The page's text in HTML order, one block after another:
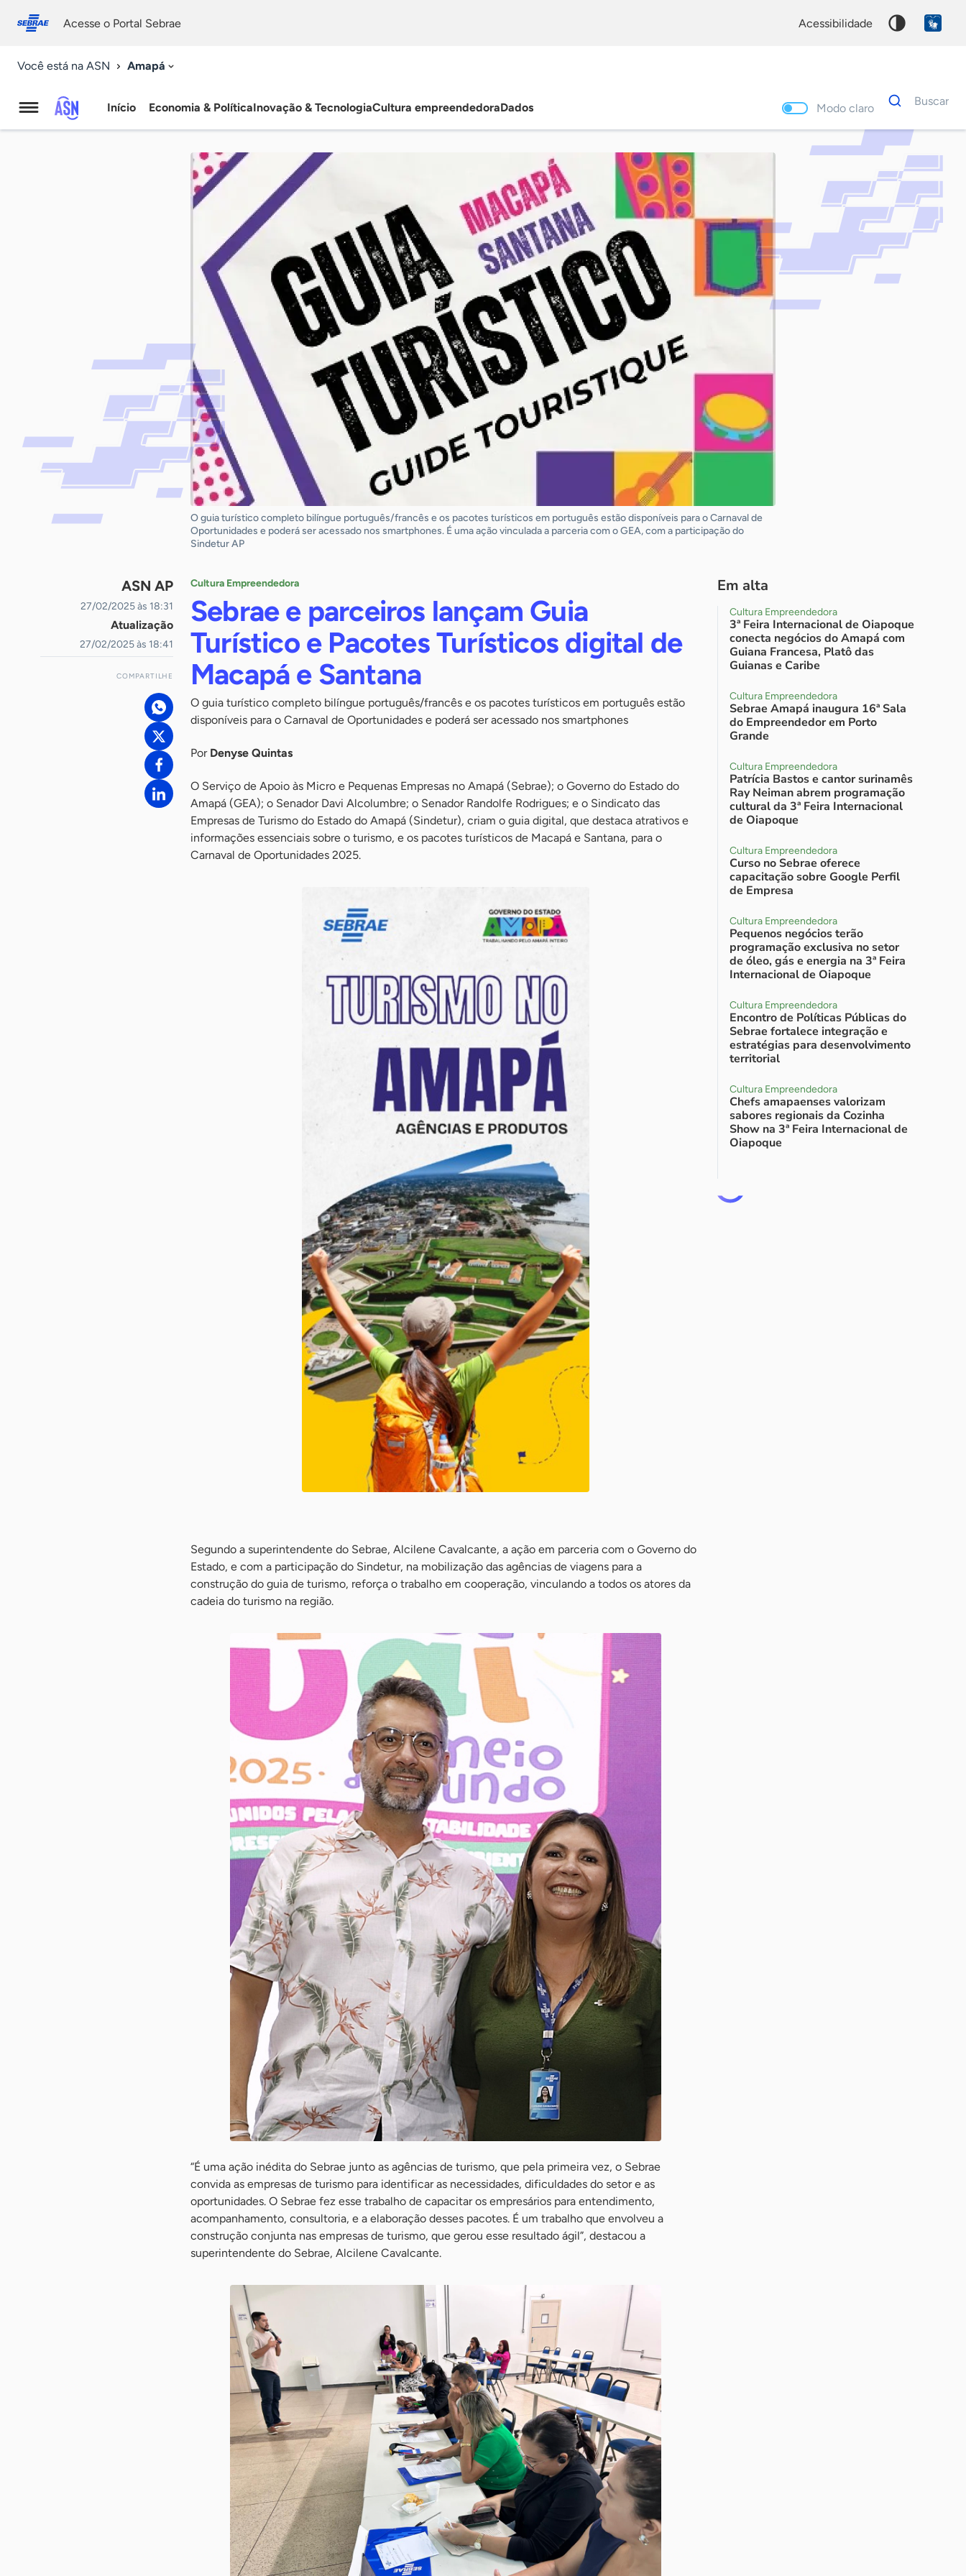
conosco
Acesse o Portal Sebrae acessibilidade
Você está na ASN Amapá
Agência
Início Economia & PolíticaInovação & TecnologiaCultura empreendedoraDados Modo claro
Dados
para
Buscar
Palavra
chave
O guia turístico completo bilíngue português/francês e os pacotes turísticos em português estão disponíveis para o Carnaval de
Oportunidades e poderá ser acessado nos smartphones. É uma ação vinculada a parceria com o GEA, com a participação do
Sindetur AP
ASN AP
27/02/2025 às 18:31
Atualização
27/02/2025 às 18:41
COMPARTILHE
Cultura Empreendedora
Sebrae e parceiros lançam Guia
Turístico e Pacotes Turísticos digital de
Macapá e Santana
O guia turístico completo bilíngue português/francês e os pacotes turísticos em português estão
disponíveis para o Carnaval de Oportunidades e poderá ser acessado nos smartphones
Por Denyse Quintas
O Serviço de Apoio às Micro e Pequenas Empresas no Amapá (Sebrae); o Governo do Estado do
Amapá (GEA); o Senador Davi Alcolumbre; o Senador Randolfe Rodrigues; e o Sindicato das
Empresas de Turismo do Estado do Amapá (Sindetur), criam o guia digital, que destaca atrativos e
informações essenciais sobre o turismo, e os pacotes turísticos de Macapá e Santana, para o
Carnaval de Oportunidades 2025.
Segundo a superintendente do Sebrae, Alcilene Cavalcante, a ação em parceria com o Governo do
Estado, e com a participação do Sindetur, na mobilização das agências de viagens para a
construção do guia de turismo, reforça o trabalho em cooperação, vinculando a todos os atores da
cadeia do turismo na região.
“É uma ação inédita do Sebrae junto as agências de turismo, que pela primeira vez, o Sebrae
convida as empresas de turismo para identificar as necessidades, dificuldades do setor e as
oportunidades. O Sebrae fez esse trabalho de capacitar os empresários para entendimento,
acompanhamento, consultoria, e a elaboração desses pacotes. É um trabalho que envolveu a
construção conjunta nas empresas de turismo, que gerou esse resultado ágil”, destacou a
superintendente do Sebrae, Alcilene Cavalcante.
Em alta
Cultura Empreendedora
3ª Feira Internacional de Oiapoque
conecta negócios do Amapá com
Guiana Francesa, Platô das
Guianas e Caribe
Cultura Empreendedora
Sebrae Amapá inaugura 16ª Sala
do Empreendedor em Porto
Grande
Cultura Empreendedora
Patrícia Bastos e cantor surinamês
Ray Neiman abrem programação
cultural da 3ª Feira Internacional
de Oiapoque
Cultura Empreendedora
Curso no Sebrae oferece
capacitação sobre Google Perfil
de Empresa
Cultura Empreendedora
Pequenos negócios terão
programação exclusiva no setor
de óleo, gás e energia na 3ª Feira
Internacional de Oiapoque
Cultura Empreendedora
Encontro de Políticas Públicas do
Sebrae fortalece integração e
estratégias para desenvolvimento
territorial
Cultura Empreendedora
Chefs amapaenses valorizam
sabores regionais da Cozinha
Show na 3ª Feira Internacional de
Oiapoque